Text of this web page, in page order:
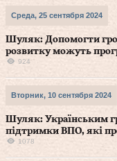
Среда, 25 сентября 2024
Шуляк: Допомогти
розвитку можуть
924
Вторник, 10 сентября 2024
Шуляк: Українським
підтримки ВПО, які
1078